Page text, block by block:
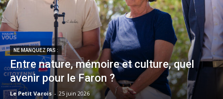
NE MANQUEZ PAS :
Entre nature, mémoire et culture, quel
avenir pour le Faron ?
Le Petit Varois - 25 juin 2026